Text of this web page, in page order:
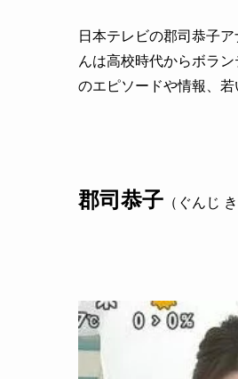
日本テレビの郡司恭子
んは高校時代からボラ
のエピソードや情報、
郡司恭子 （ぐんじ